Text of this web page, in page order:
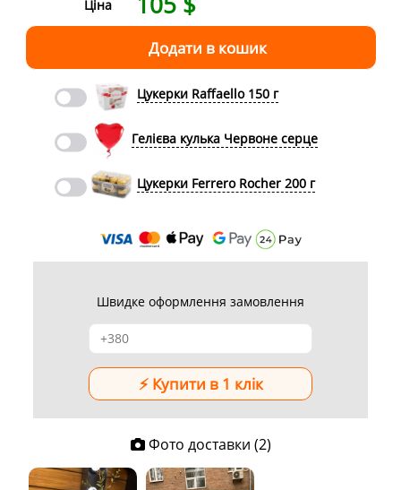
Ціна
Цукерки Raffaello 150 г
Гелієва кулька Червоне серце
Цукерки Ferrero Rocher 200 г
Швидке оформлення замовлення
Фото доставки (2)